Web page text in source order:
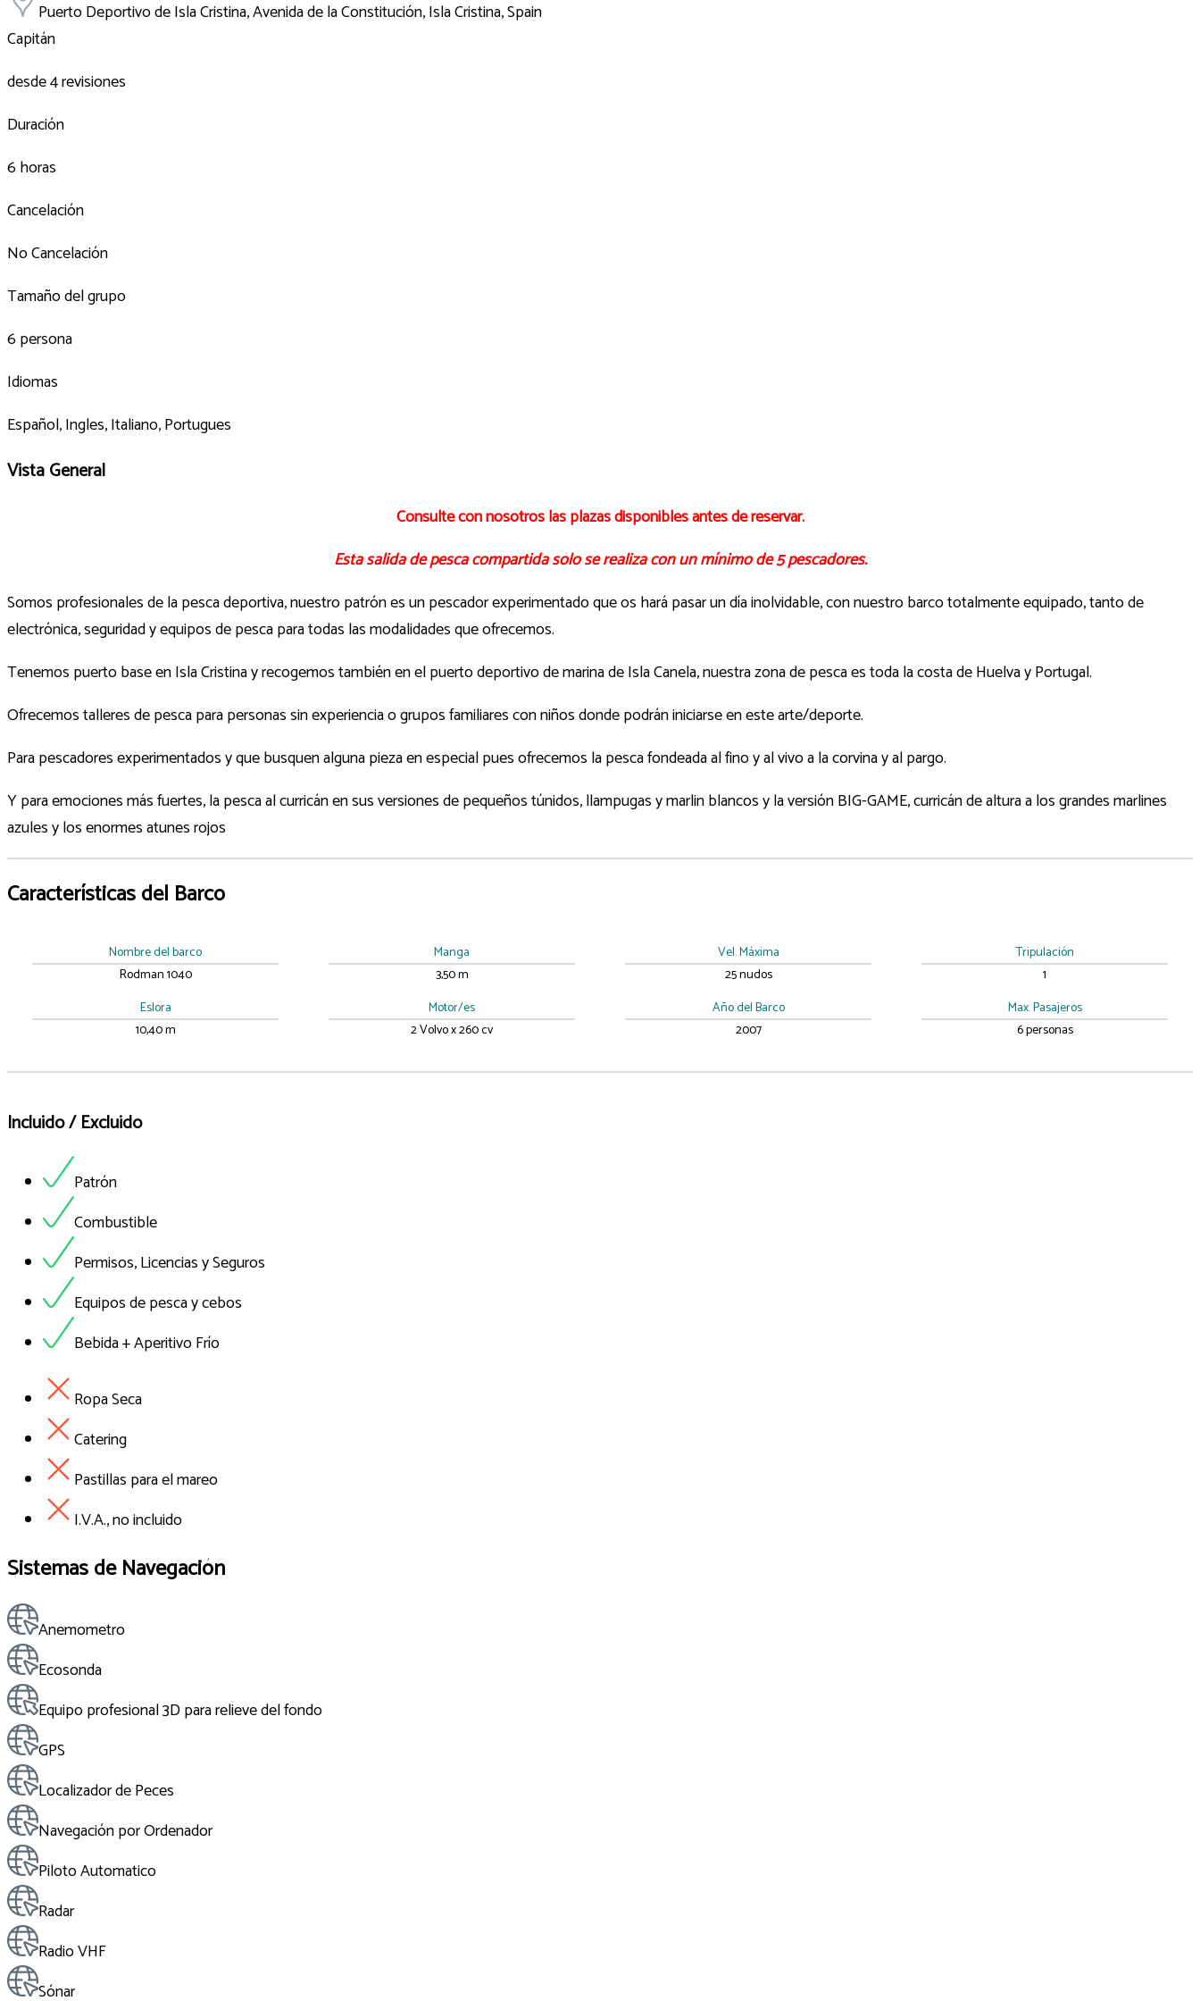
Puerto Deportivo de Isla Cristina, Avenida de la Constitución, Isla Cristina, Spain
Capitán
desde 4 revisiones
Duración
6 horas
Cancelación
No Cancelación
Tamaño del grupo
6 persona
Idiomas
Español, Ingles, Italiano, Portugues
Vista General
Consulte con nosotros las plazas disponibles antes de reservar.
Esta salida de pesca compartida sólo se realiza con un mínimo de 5 pescadores.
Somos profesionales de la pesca deportiva, nuestro patrón es un pescador experimentado que os hará pasar un día inolvidable, con nuestro barco totalmente equipado, tanto de
electrónica, seguridad y equipos de pesca para todas las modalidades que ofrecemos.
Tenemos puerto base en Isla Cristina y recogemos también en el puerto deportivo de marina de Isla Canela, nuestra zona de pesca es toda la costa de Huelva y Portugal.
Ofrecemos talleres de pesca para personas sin experiencia o grupos familiares con niños donde podrán iniciarse en este arte/deporte.
Para pescadores experimentados y que busquen alguna pieza en especial pues ofrecemos la pesca fondeada al fino y al vivo a la corvina y al pargo.
Y para emociones más fuertes, la pesca al curricán en sus versiones de pequeños túnidos, llampugas y marlin blancos y la versión BIG-GAME, curricán de altura a los grandes marlines
azules y los enormes atunes rojos
Características del Barco
Nombre del barco
Rodman 1040
Eslora
10,40 m
Manga
3,50 m
Motor/es
2 Volvo x 260 cv
Vel. Máxima
25 nudos
Año del Barco
2007
Tripulación
1
Max. Pasajeros
6 personas
Incluido / Excluido
Patrón
Combustible
Permisos, Licencias y Seguros
Equipos de pesca y cebos
Bebida + Aperitivo Frío
Ropa Seca
Catering
Pastillas para el mareo
I.V.A., no incluido
Sistemas de Navegación
Anemometro
Ecosonda
Equipo profesional 3D para relieve del fondo
GPS
Localizador de Peces
Navegación por Ordenador
Piloto Automatico
Radar
Radio VHF
Sónar